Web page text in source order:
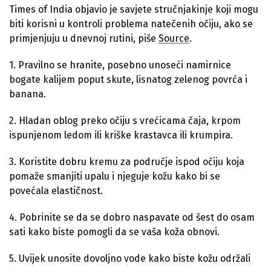
Times of India objavio je savjete stručnjakinje koji mogu
biti korisni u kontroli problema natečenih očiju, ako se
primjenjuju u dnevnoj rutini, piše Source.
1. Pravilno se hranite, posebno unoseći namirnice
bogate kalijem poput skute, lisnatog zelenog povrća i
banana.
2. Hladan oblog preko očiju s vrećicama čaja, krpom
ispunjenom ledom ili kriške krastavca ili krumpira.
3. Koristite dobru kremu za područje ispod očiju koja
pomaže smanjiti upalu i njeguje kožu kako bi se
povećala elastičnost.
4. Pobrinite se da se dobro naspavate od šest do osam
sati kako biste pomogli da se vaša koža obnovi.
5. Uvijek unosite dovoljno vode kako biste kožu održali